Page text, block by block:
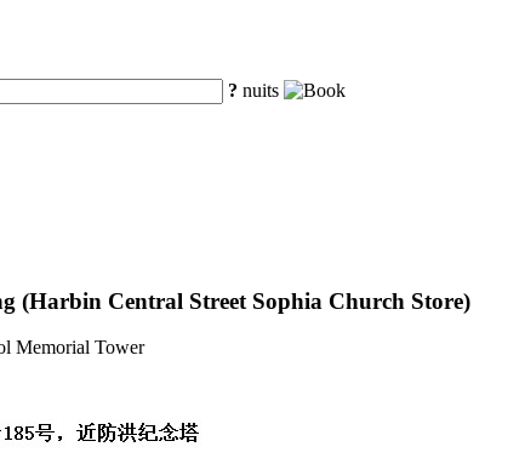
? nuits
(Harbin Central Street Sophia Church Store)
Memorial Tower